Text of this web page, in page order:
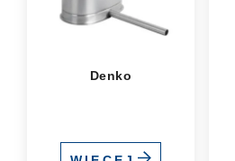
Denko